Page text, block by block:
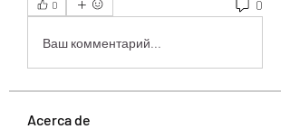
0 0
Ваш комментарий...
Acerca de